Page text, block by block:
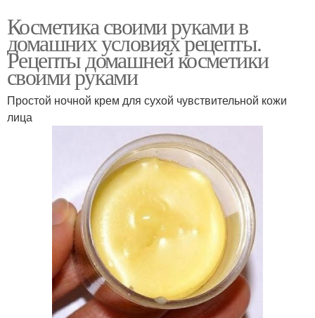
Косметика своими руками в
домашних условиях рецепты.
Рецепты домашней косметики
своими руками
Простой ночной крем для сухой чувствительной кожи
лица